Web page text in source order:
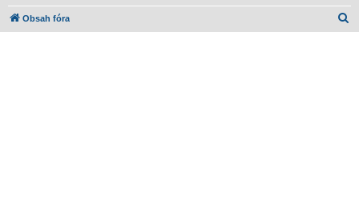
Obsah fóra